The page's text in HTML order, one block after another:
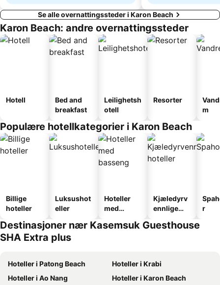
Se alle overnattingssteder i Karon Beach
Karon Beach: andre overnattingssteder
Hotell
Bed and
breakfast
Leilighetsh
otell
Resorter
m
Populære hotellkategorier i Karon Beach
Billige
hoteller
Luksushot
eller
Hoteller
med
Kjæledyrv
ennlige
r
Destinasjoner nær Kasemsuk Guesthouse
SHA Extra plus
Hoteller i Patong Beach
Hoteller i Krabi
Hoteller i Ao Nang
Hoteller i Karon Beach